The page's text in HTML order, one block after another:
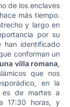
de los enclaves
más tiempo.
y largo en
por su
han identificado
conforman un
villa romana,
que nos
en la
es de martes a
17:30 horas, y